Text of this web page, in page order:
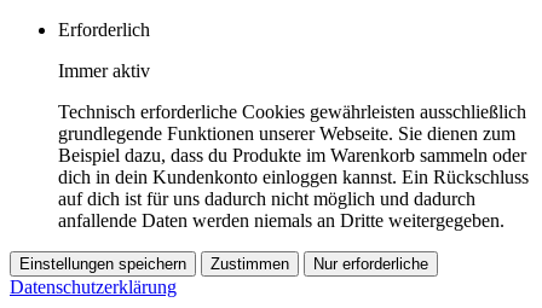
Erforderlich
Immer aktiv
Technisch erforderliche Cookies gewährleisten ausschließlich
grundlegende Funktionen unserer Webseite. Sie dienen zum
Beispiel dazu, dass du Produkte im Warenkorb sammeln oder
dich in dein Kundenkonto einloggen kannst. Ein Rückschluss
auf dich ist für uns dadurch nicht möglich und dadurch
anfallende Daten werden niemals an Dritte weitergegeben.
Einstellungen speichern Zustimmen Nur erforderliche
Datenschutzerklärung